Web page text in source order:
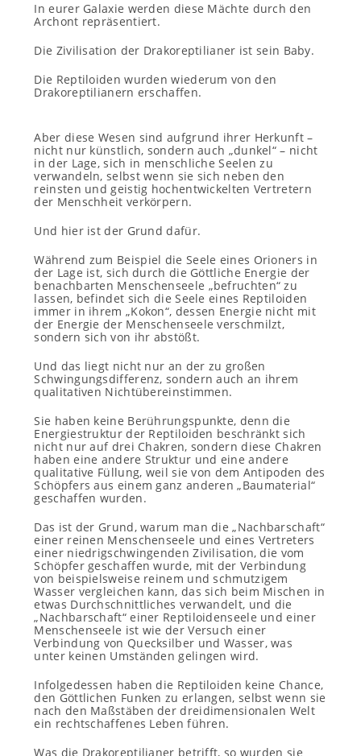
In eurer Galaxie werden diese Mächte durch den
Archont repräsentiert.
Die Zivilisation der Drakoreptilianer ist sein Baby.
Die Reptiloiden wurden wiederum von den
Drakoreptilianern erschaffen.
Aber diese Wesen sind aufgrund ihrer Herkunft –
nicht nur künstlich, sondern auch „dunkel“ – nicht
in der Lage, sich in menschliche Seelen zu
verwandeln, selbst wenn sie sich neben den
reinsten und geistig hochentwickelten Vertretern
der Menschheit verkörpern.
Und hier ist der Grund dafür.
Während zum Beispiel die Seele eines Orioners in
der Lage ist, sich durch die Göttliche Energie der
benachbarten Menschenseele „befruchten“ zu
lassen, befindet sich die Seele eines Reptiloiden
immer in ihrem „Kokon“, dessen Energie nicht mit
der Energie der Menschenseele verschmilzt,
sondern sich von ihr abstößt.
Und das liegt nicht nur an der zu großen
Schwingungsdifferenz, sondern auch an ihrem
qualitativen Nichtübereinstimmen.
Sie haben keine Berührungspunkte, denn die
Energiestruktur der Reptiloiden beschränkt sich
nicht nur auf drei Chakren, sondern diese Chakren
haben eine andere Struktur und eine andere
qualitative Füllung, weil sie von dem Antipoden des
Schöpfers aus einem ganz anderen „Baumaterial“
geschaffen wurden.
Das ist der Grund, warum man die „Nachbarschaft“
einer reinen Menschenseele und eines Vertreters
einer niedrigschwingenden Zivilisation, die vom
Schöpfer geschaffen wurde, mit der Verbindung
von beispielsweise reinem und schmutzigem
Wasser vergleichen kann, das sich beim Mischen in
etwas Durchschnittliches verwandelt, und die
„Nachbarschaft“ einer Reptiloidenseele und einer
Menschenseele ist wie der Versuch einer
Verbindung von Quecksilber und Wasser, was
unter keinen Umständen gelingen wird.
Infolgedessen haben die Reptiloiden keine Chance,
den Göttlichen Funken zu erlangen, selbst wenn sie
nach den Maßstäben der dreidimensionalen Welt
ein rechtschaffenes Leben führen.
Was die Drakoreptilianer betrifft, so wurden sie